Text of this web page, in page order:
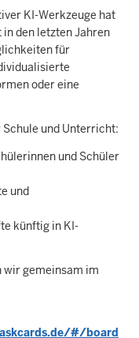
KI-Werkzeuge hat
den letzten Jahren
für
oder eine
und Unterricht:
und Schüler
und
künftig in KI-
wir gemeinsam im
#/board